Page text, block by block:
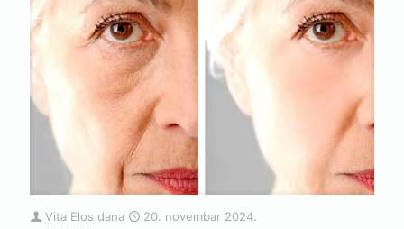
Vita Elos dana 20. novembar 2024.